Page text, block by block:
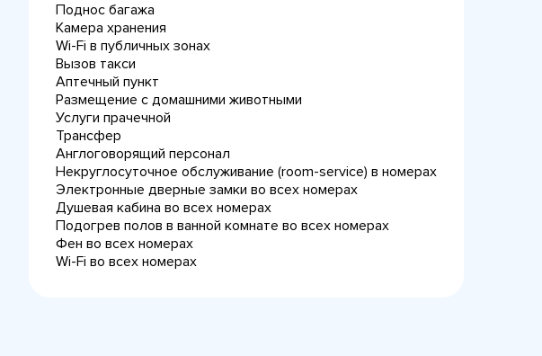
Поднос багажа
Камера хранения
Wi-Fi в публичных зонах
Вызов такси
Аптечный пункт
Размещение с домашними животными
Услуги прачечной
Трансфер
Англоговорящий персонал
Некруглосуточное обслуживание (room-service) в номерах
Электронные дверные замки во всех номерах
Душевая кабина во всех номерах
Подогрев полов в ванной комнате во всех номерах
Фен во всех номерах
Wi-Fi во всех номерах